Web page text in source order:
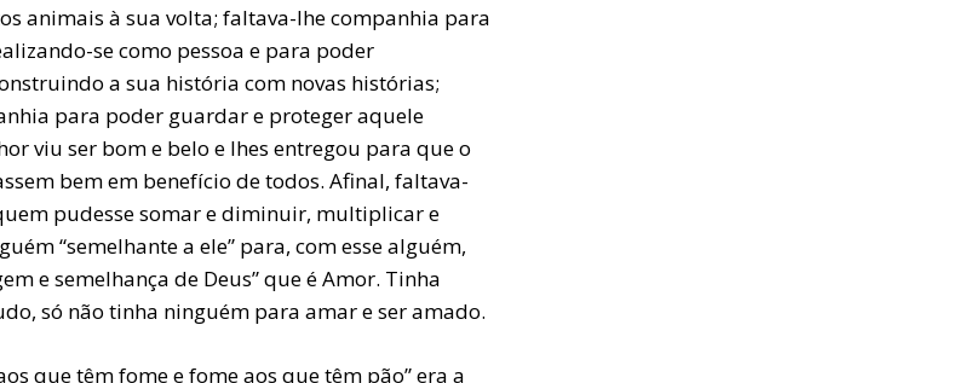
animais à sua volta; faltava-lhe companhia para
se como pessoa e para poder
a sua história com novas histórias;
para poder guardar e proteger aquele
viu ser bom e belo e lhes entregou para que o
bem em benefício de todos. Afinal, faltava-
pudesse somar e diminuir, multiplicar e
“semelhante a ele” para, com esse alguém,
e semelhança de Deus” que é Amor. Tinha
só não tinha ninguém para amar e ser amado.
que têm fome e fome aos que têm pão” era a